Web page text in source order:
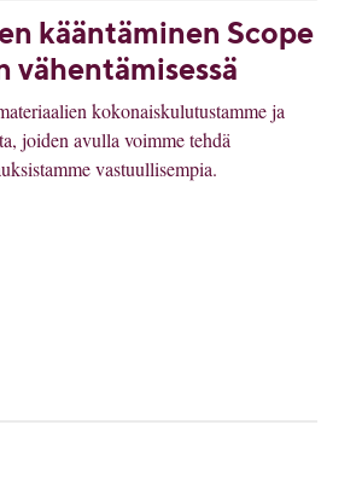
kääntäminen Scope
vähentämisessä
kokonaiskulutustamme ja
joiden avulla voimme tehdä
vastuullisempia.